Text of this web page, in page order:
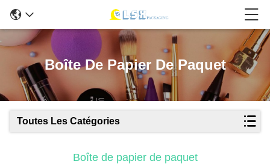
Boîte De Papier De Paquet
Toutes Les Catégories
Boîte de papier de paquet